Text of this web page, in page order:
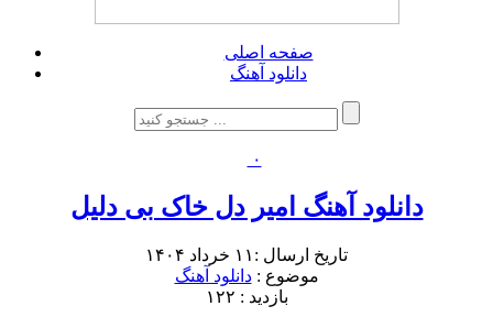
صفحه اصلی
دانلود آهنگ
۰
دانلود آهنگ امیر دل خاک بی دلیل
تاریخ ارسال :۱۱ خرداد ۱۴۰۴
موضوع :دانلود آهنگ
بازدید : ۱۲۲